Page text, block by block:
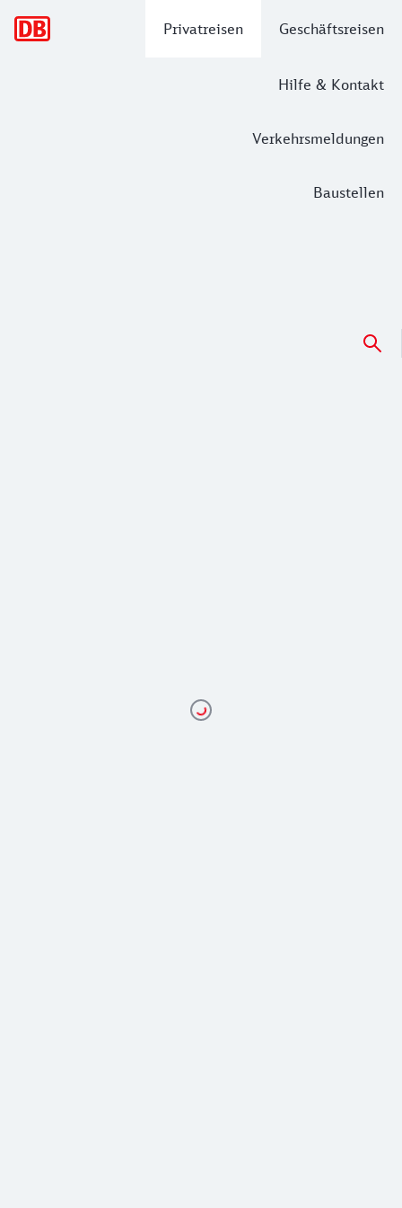
Privatreisen Geschäftsreisen
Hilfe & Kontakt
Verkehrsmeldungen
Baustellen